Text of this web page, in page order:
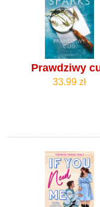
Prawdziwy
33.99 zł